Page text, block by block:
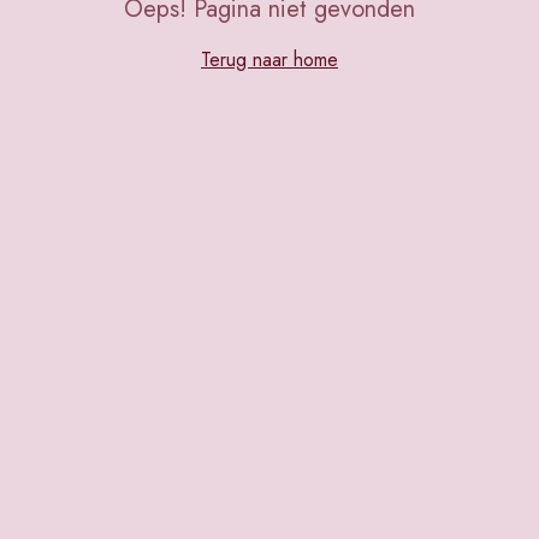
Oeps! Pagina niet gevonden
Terug naar home